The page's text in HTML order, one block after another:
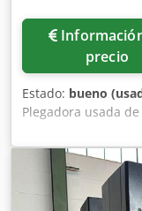
Información de
precio
Estado: bueno
Plegadora usada
120 Capacidad:
Acwoha Ajuste NC
para alta
fabricación: 2007